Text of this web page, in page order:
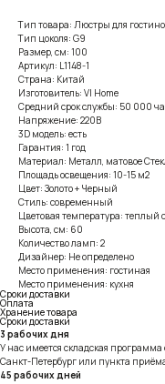
Тип товара: Люстры для
Тип цоколя: G9
Размер, см: 100
Артикул: L1148-1
Страна: Китай
Изготовитель: VI Home
Средний срок службы: 50 000
Напряжение: 220В
3D модель: есть
Гарантия: 1 год
Материал: Металл, матовое
Площадь освещения: 10-15 м2
Цвет: Золото + Черный
Стиль: современный
Цветовая температура: теплый
Высота, см: 60
Количество ламп: 2
Дизайнер: Не определено
Место применения: гостиная
Место применения: кухня
Сроки доставки
Оплата
Хранение товара
Сроки доставки
3 рабочих дня
У нас имеется складская
Санкт-Петербург или пункта
45 рабочих дней